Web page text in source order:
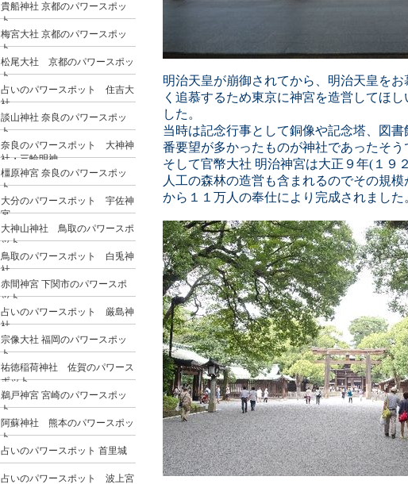
明治天皇が崩御されてから、明治天皇を
く追慕するため東京に神宮を造営してほ
した。
当時は記念行事として銅像や記念塔、図
番要望が多かったものが神社であったそう
そして官幣大社 明治神宮は大正９年(１９
人工の森林の造営も含まれるのでその規
から１１万人の奉仕により完成されました
貴船神社 京都のパワースポッ
ト
梅宮大社 京都のパワースポッ
ト
松尾大社 京都のパワースポッ
ト
占いのパワースポット 住吉大
社
談山神社 奈良のパワースポッ
ト
奈良のパワースポット 大神神
社・三輪明神
橿原神宮 奈良のパワースポッ
ト
大分のパワースポット 宇佐神
宮
大神山神社 鳥取のパワースポ
ット
鳥取のパワースポット 白兎神
社
赤間神宮 下関市のパワースポ
ット
占いのパワースポット 厳島神
社
宗像大社 福岡のパワースポッ
ト
祐徳稲荷神社 佐賀のパワース
ポット
鵜戸神宮 宮崎のパワースポッ
ト
阿蘇神社 熊本のパワースポッ
ト
占いのパワースポット 首里城
占いのパワースポット 波上宮